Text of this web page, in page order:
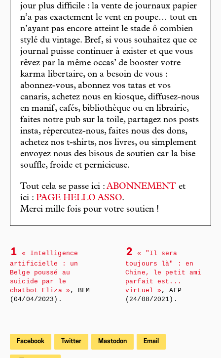
jour plus difficile : la vente de journaux papier
n’a pas exactement le vent en poupe… tout en
n’ayant pas encore atteint le stade ô combien
stylé du vintage. Bref, si vous souhaitez que ce
journal puisse continuer à exister et que vous
rêvez par la même occas’ de booster votre
karma libertaire, on a besoin de vous :
abonnez-vous, abonnez vos tatas et vos
canaris, achetez nous en kiosque, diffusez-nous
en manif, cafés, bibliothèque ou en librairie,
faites notre pub sur la toile, partagez nos posts
insta, répercutez-nous, faites nous des dons,
achetez nos t-shirts, nos livres, ou simplement
envoyez nous des bisous de soutien car la bise
souffle, froide et pernicieuse.
Tout cela se passe ici : ABONNEMENT et
ici : PAGE HELLO ASSO.
Merci mille fois pour votre soutien !
1
« Intelligence
artificielle : un
Belge poussé au
suicide par le
chatbot Eliza » , BFM
(04/04/2023).
2
« "Il sera
toujours là" : en
Chine, le petit ami
parfait est...
virtuel » , AFP
(24/08/2021).
Facebook Twitter Mastodon Email